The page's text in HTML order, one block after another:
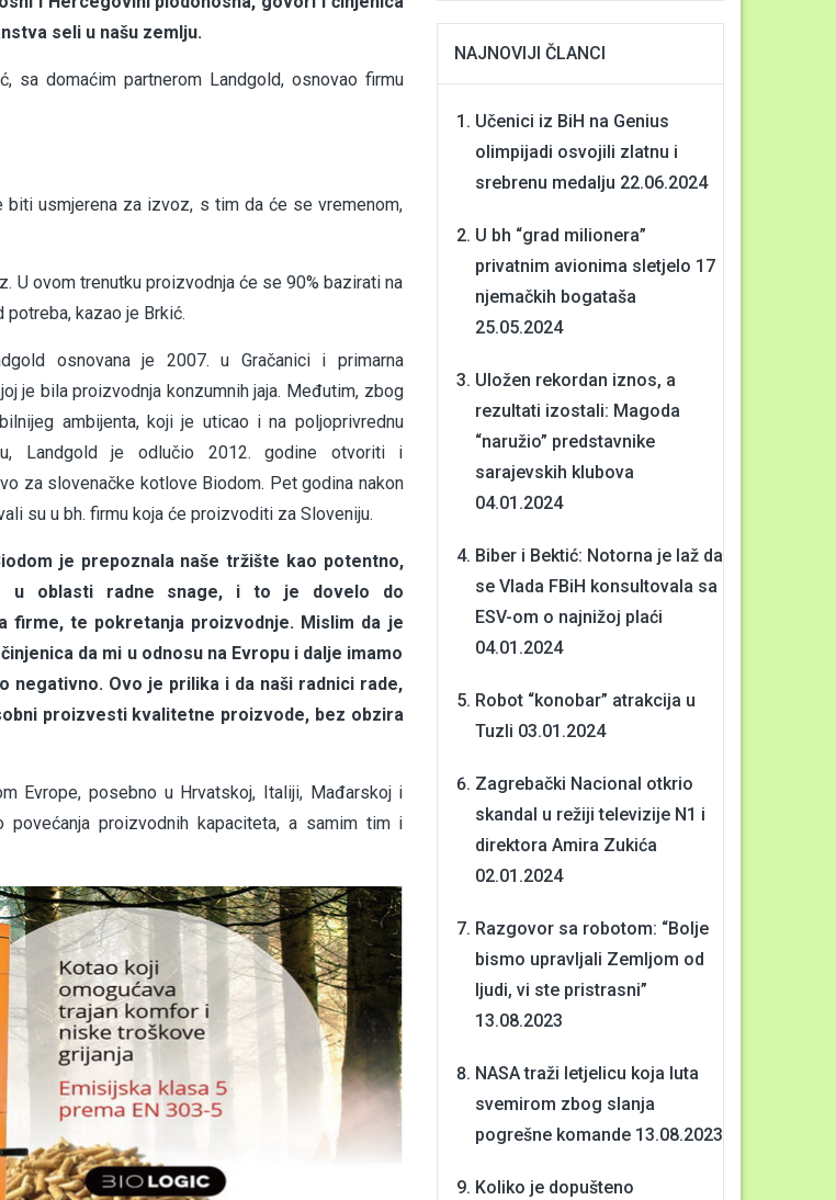
seli u našu zemlju.
sa domaćim partnerom Landgold, osnovao firmu
usmjerena za izvoz, s tim da će se vremenom,
U ovom trenutku proizvodnja će se 90% bazirati na
kazao je Brkić.
osnovana je 2007. u Gračanici i primarna
je bila proizvodnja konzumnih jaja. Međutim, zbog
ambijenta, koji je uticao i na poljoprivrednu
Landgold je odlučio 2012. godine otvoriti i
za slovenačke kotlove Biodom. Pet godina nakon
su u bh. firmu koja će proizvoditi za Sloveniju.
je prepoznala naše tržište kao potentno,
u oblasti radne snage, i to je dovelo do
firme, te pokretanja proizvodnje. Mislim da je
da mi u odnosu na Evropu i dalje imamo
negativno. Ovo je prilika i da naši radnici rade,
proizvesti kvalitetne proizvode, bez obzira
Evrope, posebno u Hrvatskoj, Italiji, Mađarskoj i
proizvodnih kapaciteta, a samim tim i
NAJNOVIJI ČLANCI
Učenici iz BiH na Genius
olimpijadi osvojili zlatnu i
srebrenu medalju 22.06.2024
U bh “grad milionera”
privatnim avionima sletjelo 17
njemačkih bogataša
25.05.2024
Uložen rekordan iznos, a
rezultati izostali: Magoda
“naružio” predstavnike
sarajevskih klubova
04.01.2024
Biber i Bektić: Notorna je laž da
se Vlada FBiH konsultovala sa
ESV-om o najnižoj plaći
04.01.2024
Robot “konobar” atrakcija u
Tuzli 03.01.2024
Zagrebački Nacional otkrio
skandal u režiji televizije N1 i
direktora Amira Zukića
02.01.2024
Razgovor sa robotom: “Bolje
bismo upravljali Zemljom od
ljudi, vi ste pristrasni”
13.08.2023
NASA traži letjelicu koja luta
svemirom zbog slanja
pogrešne komande 13.08.2023
Koliko je dopušteno